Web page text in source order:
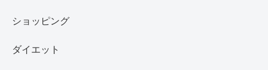
ショッピング
ダイエット